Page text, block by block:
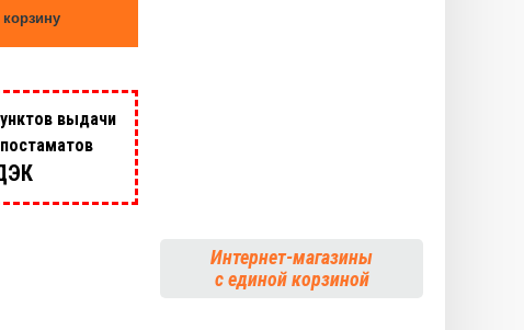
выдачи
Интернет-магазины
с единой корзиной